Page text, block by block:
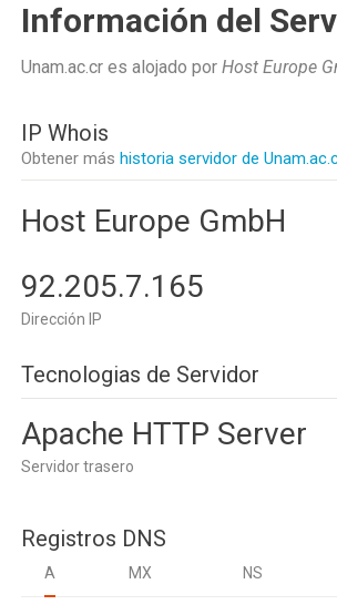
Información del
Unam.ac.cr es alojado por Host Europe
IP Whois
Obtener más historia servidor de
Host Europe GmbH
92.205.7.165
Dirección IP
Tecnologias de Servidor
Apache HTTP Server
Servidor trasero
Registros DNS
A MX NS